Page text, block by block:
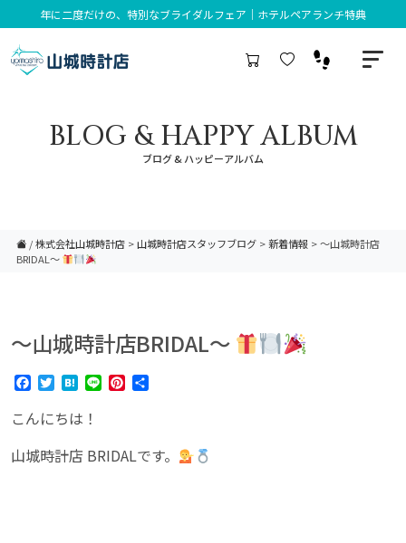
年に二度だけの、特別なブライダルフェア｜ホテルペアランチ特典
BLOG & HAPPY ALBUM
ブログ & ハッピーアルバム
/株式会社山城時計店>山城時計店スタッフブログ>新着情報>〜山城時計店
BRIDAL〜
〜山城時計店BRIDAL〜
Facebook
TwitterHatena
Line Pinterest
こんにちは！
山城時計店 BRIDALです。